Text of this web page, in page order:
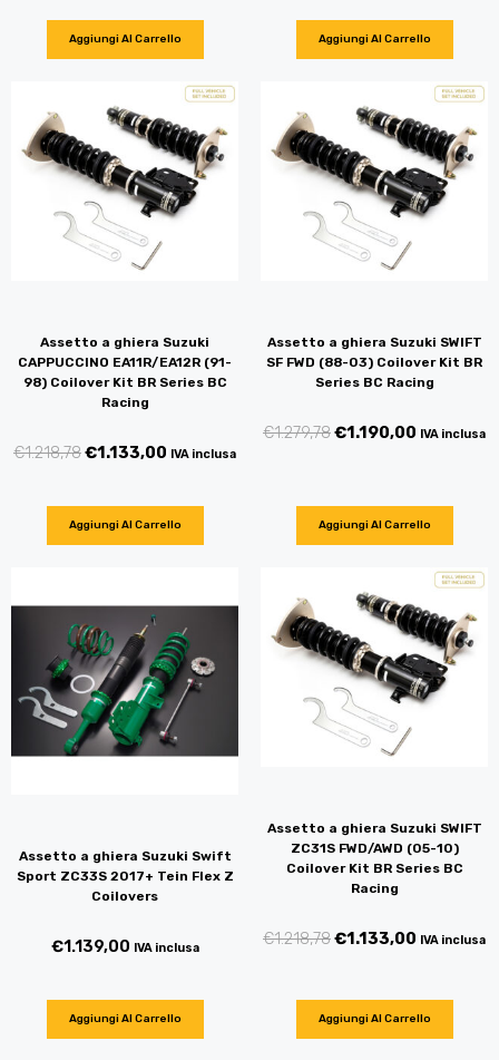
Aggiungi Al Carrello Aggiungi Al Carrello
Assetto a ghiera Suzuki
CAPPUCCINO EA11R/EA12R (91-
98) Coilover Kit BR Series BC
Racing
€1.218,78€1.133,00 IVA inclusa
Aggiungi Al Carrello
Assetto a ghiera Suzuki SWIFT
SF FWD (88-03) Coilover Kit BR
Series BC Racing
€1.279,78€1.190,00 IVA inclusa
Aggiungi Al Carrello
Assetto a ghiera Suzuki Swift
Sport ZC33S 2017+ Tein Flex Z
Coilovers
€1.139,00 IVA inclusa
Aggiungi Al Carrello
Assetto a ghiera Suzuki SWIFT
ZC31S FWD/AWD (05-10)
Coilover Kit BR Series BC
Racing
€1.218,78€1.133,00 IVA inclusa
Aggiungi Al Carrello